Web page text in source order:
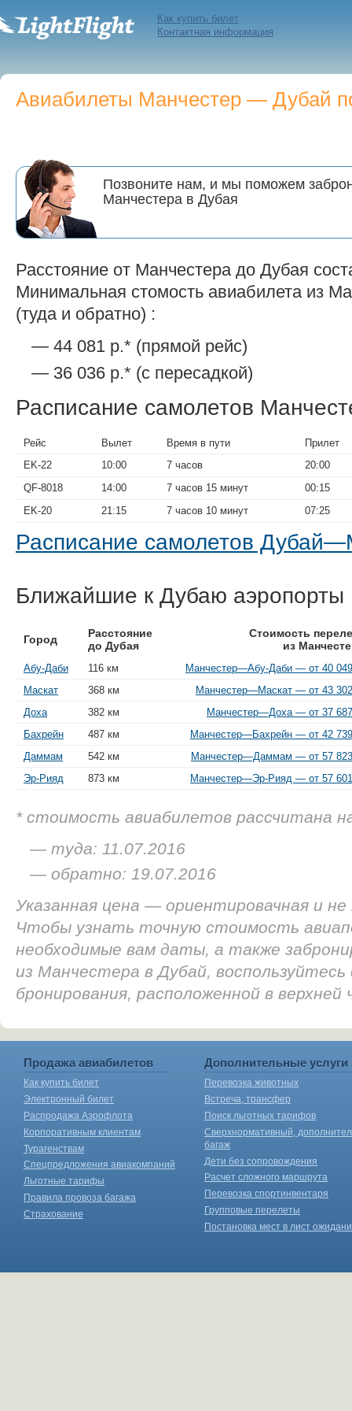
Как купить билет
Контактная информация
Авиабилеты Манчестер — Дубай
Позвоните нам, и мы поможем
Манчестера в Дубая
Расстояние от Манчестера до Дубая
Минимальная стомость авиабилета из
(туда и обратно) :
— 44 081 р.* (прямой рейс)
— 36 036 р.* (с пересадкой)
Расписание самолетов
Рейс Вылет Время в пути
Прилет
EK-22
10:00 7 часов
20:00
QF-8018
14:00 7 часов 15 минут
00:15
EK-20
21:15 7 часов 10 минут 07:25
Расписание самолетов
Ближайшие к Дубаю аэропорты
Город
Расстояние
до Дубая
Стоимость
из
Абу-Даби 116 км
Манчестер—Абу-Даби — от 40
Маскат
368 км
Манчестер—Маскат — от 43
Доха
382 км
Манчестер—Доха — от 37
Бахрейн
487 км
Манчестер—Бахрейн — от 42
Даммам
542 км
Манчестер—Даммам — от 57
Эр-Рияд
873 км Манчестер—Эр-Рияд — от 57
* стоимость авиабилетов рассчитана
— туда: 11.07.2016
— обратно: 19.07.2016
Указанная цена — ориентировачная и
Чтобы узнать точную стоимость
необходимые вам даты, а также
из Манчестера в Дубай,
бронирования, расположенной в
Продажа авиабилетов
Как купить билет
Электронный билет
Распродажа Аэрофлота
Корпоративным клиентам
Турагенствам
Спецпредложения авиакомпаний
Льготные тарифы
Правила провоза багажа
Страхование
Дополнительные услуги
Перевозка животных
Встреча, трансфер
Поиск льготных тарифов
Сверхнормативный,
багаж
Дети без сопровождения
Расчет сложного маршрута
Перевозка спортинвентаря
Групповые перелеты
Постановка мест в лист